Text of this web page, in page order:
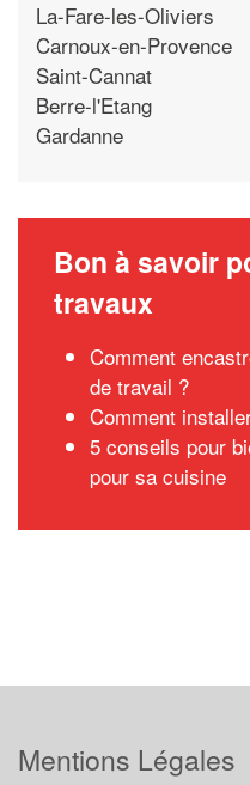
La-Fare-les-Oliviers
Carnoux-en-Provence
Saint-Cannat
Berre-l'Etang
Gardanne
Bon à savoir
travaux
Comment
de travail ?
Comment
5 conseils pour
pour sa cuisine
Mentions Légales